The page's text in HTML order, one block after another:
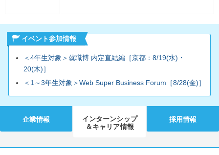
イベント参加情報
＜4年生対象＞就職博 内定直結編［京都：8/19(水)・
20(木)］
＜1～3年生対象＞Web Super Business Forum［8/28(金)］
企業情報
インターンシップ
＆キャリア情報
採用情報